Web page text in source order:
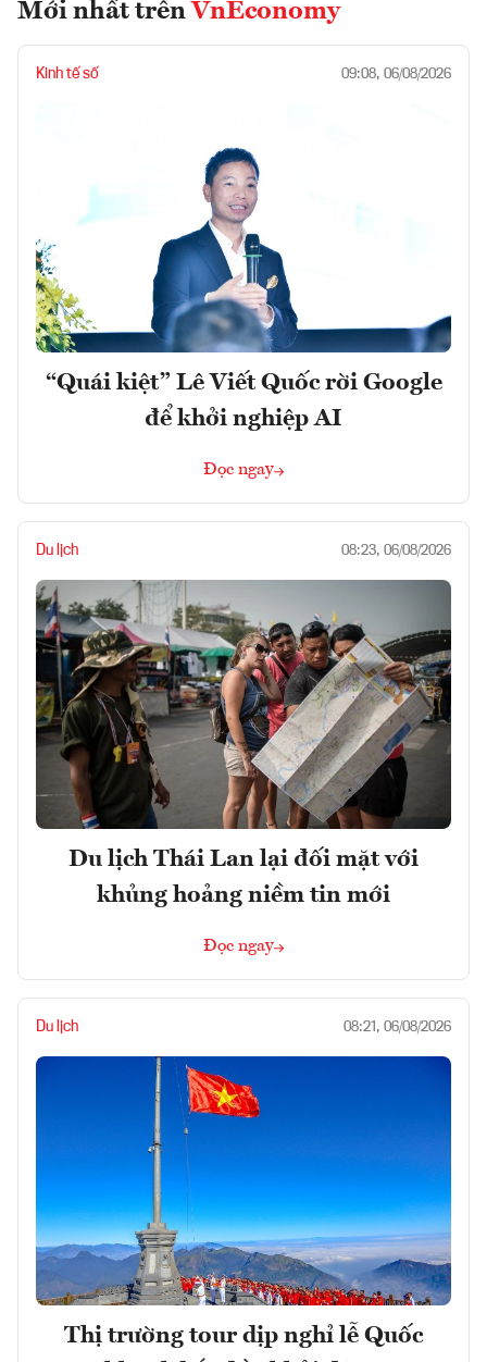
Mới nhất trên VnEconomy
Kinh tế số 09:08, 06/08/2026
“Quái kiệt” Lê Viết Quốc rời Google
để khởi nghiệp AI
Đọc ngay
Du lịch 08:23, 06/08/2026
Du lịch Thái Lan lại đối mặt với
khủng hoảng niềm tin mới
Đọc ngay
Du lịch 08:21, 06/08/2026
Thị trường tour dịp nghỉ lễ Quốc